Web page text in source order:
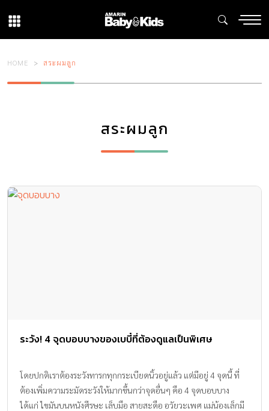
HOME สระผมลูก
สระผมลูก
ระวัง! 4 จุดบอบบางของเบบี๋ที่ต้องดูแลเป็นพิเศษ
โดยปกติเราต้องระวังทารกทุกกระเบียดนิ้วอยู่แล้ว แต่มีอยู่ 4 จุดนี้ ที่
ต้องเพิ่มความระมัดระวังให้มากขึ้นกว่าจุดอื่นๆ คือ 4 จุดบอบบาง
ได้แก่ ไขมันบนหนังศีรษะ เล็บมือ สายสะดือ อวัยวะเพศ แม่น้องเล็กมี